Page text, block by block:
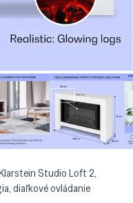
Studio Loft 2,
diaľkové ovládanie